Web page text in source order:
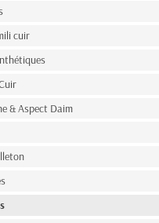
cuir
& Aspect Daim